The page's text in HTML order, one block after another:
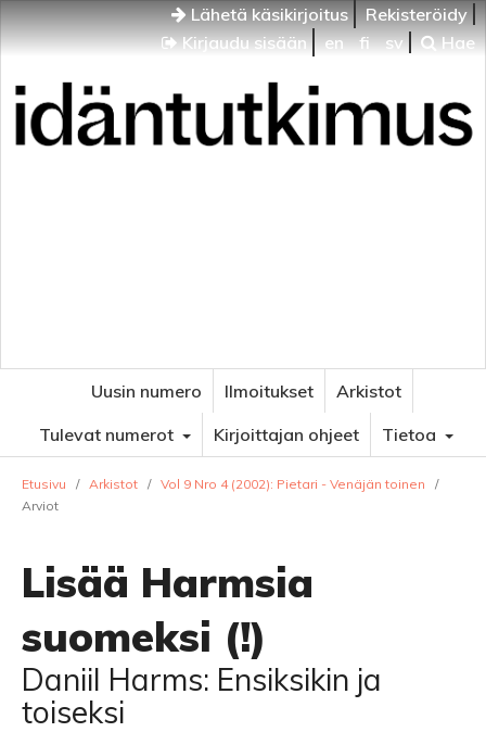
Lähetä käsikirjoitus
Rekisteröidy
Kirjaudu sisään
en fi sv Hae
Uusin numero Ilmoitukset
Arkistot
Tulevat numerot
Kirjoittajan ohjeet Tietoa
Etusivu / Arkistot / Vol 9 Nro 4 (2002): Pietari - Venäjän toinen
/
Arviot
Lisää Harmsia
suomeksi (!)
Daniil Harms: Ensiksikin ja
toiseksi